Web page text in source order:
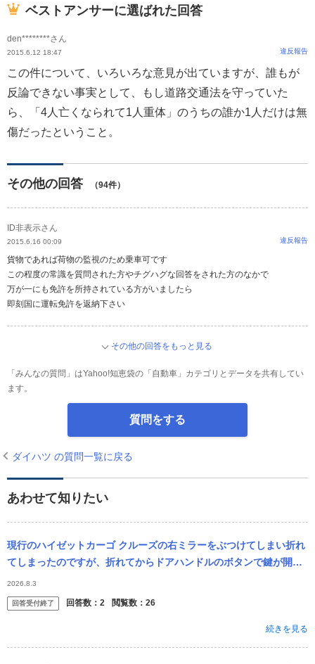
ベストアンサーに選ばれた回答
den********さん
2015.6.12 18:47 違反報告
この件について、いろいろな意見が出ていますが、誰もが
反論できない事実として、もし道路交通法を守っていた
ら、「4人亡くなられて1人重体」のうちの誰か1人だけは無
傷だったということ。
その他の回答 （94件）
ID非表示さん
2015.6.16 00:09 違反報告
貨物であれば荷物の監視のため乗車可です
この程度の常識を質問された方やチグハグな回答をされた方のなかで
万が一にも免許を所持されている方がいましたら
即刻国に運転免許を返納下さい
その他の回答をもっと見る
「みんなの質問」はYahoo!知恵袋の「自動車」カテゴリとデータを共有してい
ます。
質問をする
ダイハツ の質問一覧に戻る
あわせて知りたい
現行のハイゼットカーゴ クルーズの右ミラーをぶつけてしまい折れ
てしまったのですが、折れてからドアハンドルのボタンで鍵が開け
閉めできなくなってしまいました。 右のミラーに何かボタンで開閉
のセンサー...
2026.8.3
回答受付終了 回答数： 2 閲覧数： 26
続きを見る